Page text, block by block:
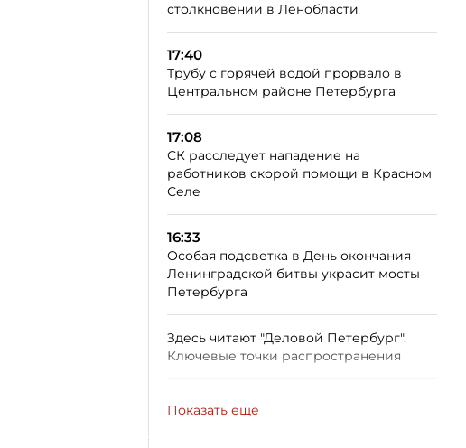
столкновении в Ленобласти
17:40
Трубу с горячей водой прорвало в
Центральном районе Петербурга
17:08
СК расследует нападение на
работников скорой помощи в Красном
Селе
16:33
Особая подсветка в День окончания
Ленинградской битвы украсит мосты
Петербурга
Здесь читают "Деловой Петербург".
Ключевые точки распространения
Показать ещё